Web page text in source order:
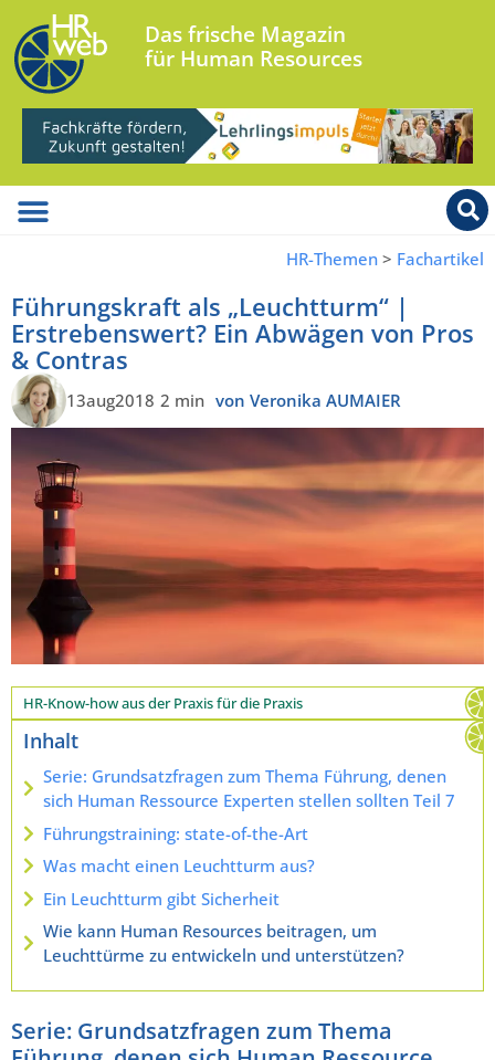
Das frische Magazin
für Human Resources
HR-Themen > Fachartikel
Führungskraft als „Leuchtturm“ |
Erstrebenswert? Ein Abwägen von Pros
& Contras
13aug2018 2 min von Veronika AUMAIER
HR-Know-how aus der Praxis für die Praxis
Inhalt
Serie: Grundsatzfragen zum Thema Führung, denen
sich Human Ressource Experten stellen sollten Teil 7
Führungstraining: state-of-the-Art
Was macht einen Leuchtturm aus?
Ein Leuchtturm gibt Sicherheit
Wie kann Human Resources beitragen, um
Leuchttürme zu entwickeln und unterstützen?
Serie: Grundsatzfragen zum Thema